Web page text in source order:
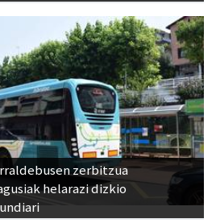
zerbitzua
helarazi dizkio